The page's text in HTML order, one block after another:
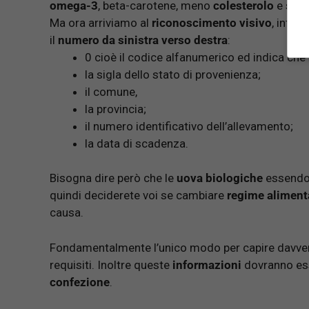
omega-3, beta-carotene, meno colesterolo e
Ma ora arriviamo al riconoscimento visivo,
il numero da sinistra verso destra:
0 cioè il codice alfanumerico ed indica che
la sigla dello stato di provenienza;
il comune,
la provincia;
il numero identificativo dell’allevamento;
la data di scadenza.
Bisogna dire però che le uova biologiche essendo
quindi deciderete voi se cambiare regime
causa.
Fondamentalmente l’unico modo per capire
requisiti. Inoltre queste informazioni dovranno
confezione